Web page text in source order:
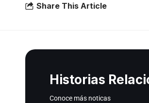
Share This Article
Historias
Conoce más noticas